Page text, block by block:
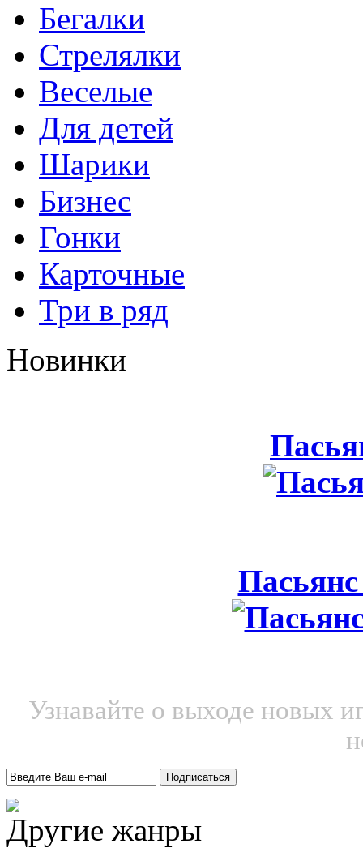
Бегалки
Стрелялки
Веселые
Для детей
Шарики
Бизнес
Гонки
Карточные
Три в ряд
Новинки
Узнавайте о выходе новых
Другие жанры